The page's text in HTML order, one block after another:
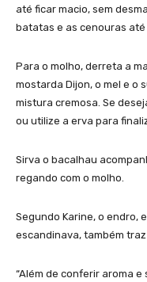
até ficar macio, sem
batatas e as cenouras até
Para o molho, derreta a
mostarda Dijon, o mel e o
mistura cremosa. Se
ou utilize a erva para
Sirva o bacalhau
regando com o molho.
Segundo Karine, o endro,
escandinava, também
“Além de conferir aroma